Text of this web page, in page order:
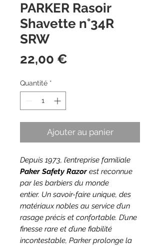
PARKER Rasoir
Shavette n°34R
SRW
22,00 €
Quantité *
Ajouter au panier
Depuis 1973, l’entreprise familiale
Paker Safety Razor est reconnue
par les barbiers du monde
entier. Un savoir-faire unique, des
matériaux nobles au service d’un
rasage précis et confortable. D’une
finesse rare et d’une fiabilité
incontestable, Parker prolonge la